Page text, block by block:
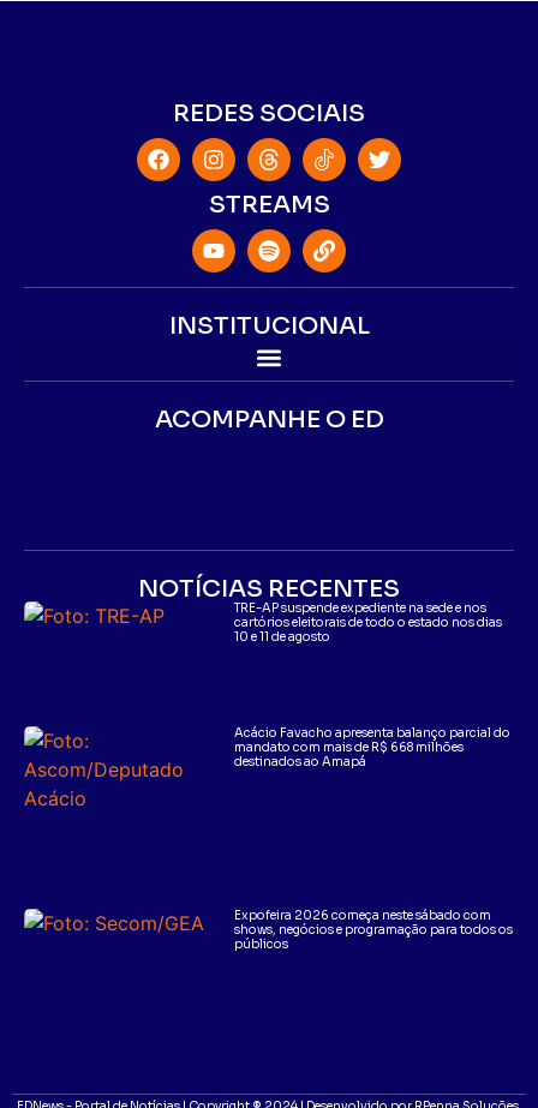
REDES SOCIAIS
STREAMS
INSTITUCIONAL
ACOMPANHE O ED
NOTÍCIAS RECENTES
TRE-AP suspende expediente na sede e nos
cartórios eleitorais de todo o estado nos dias
10 e 11 de agosto
Acácio Favacho apresenta balanço parcial do
mandato com mais de R$ 668 milhões
destinados ao Amapá
Expofeira 2026 começa neste sábado com
shows, negócios e programação para todos os
públicos